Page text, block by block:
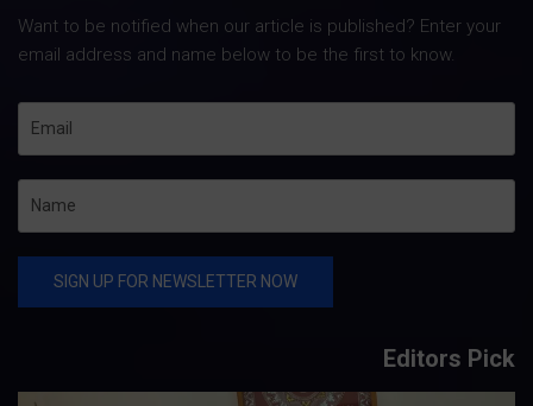
Want to be notified when our article is published? Enter your
email address and name below to be the first to know.
Editors Pick